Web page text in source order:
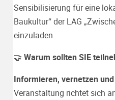
Sensibilisierung für eine
Baukultur“ der LAG
einzuladen.
🤝 Warum sollten SIE
Informieren, vernetzen
Veranstaltung richtet sich